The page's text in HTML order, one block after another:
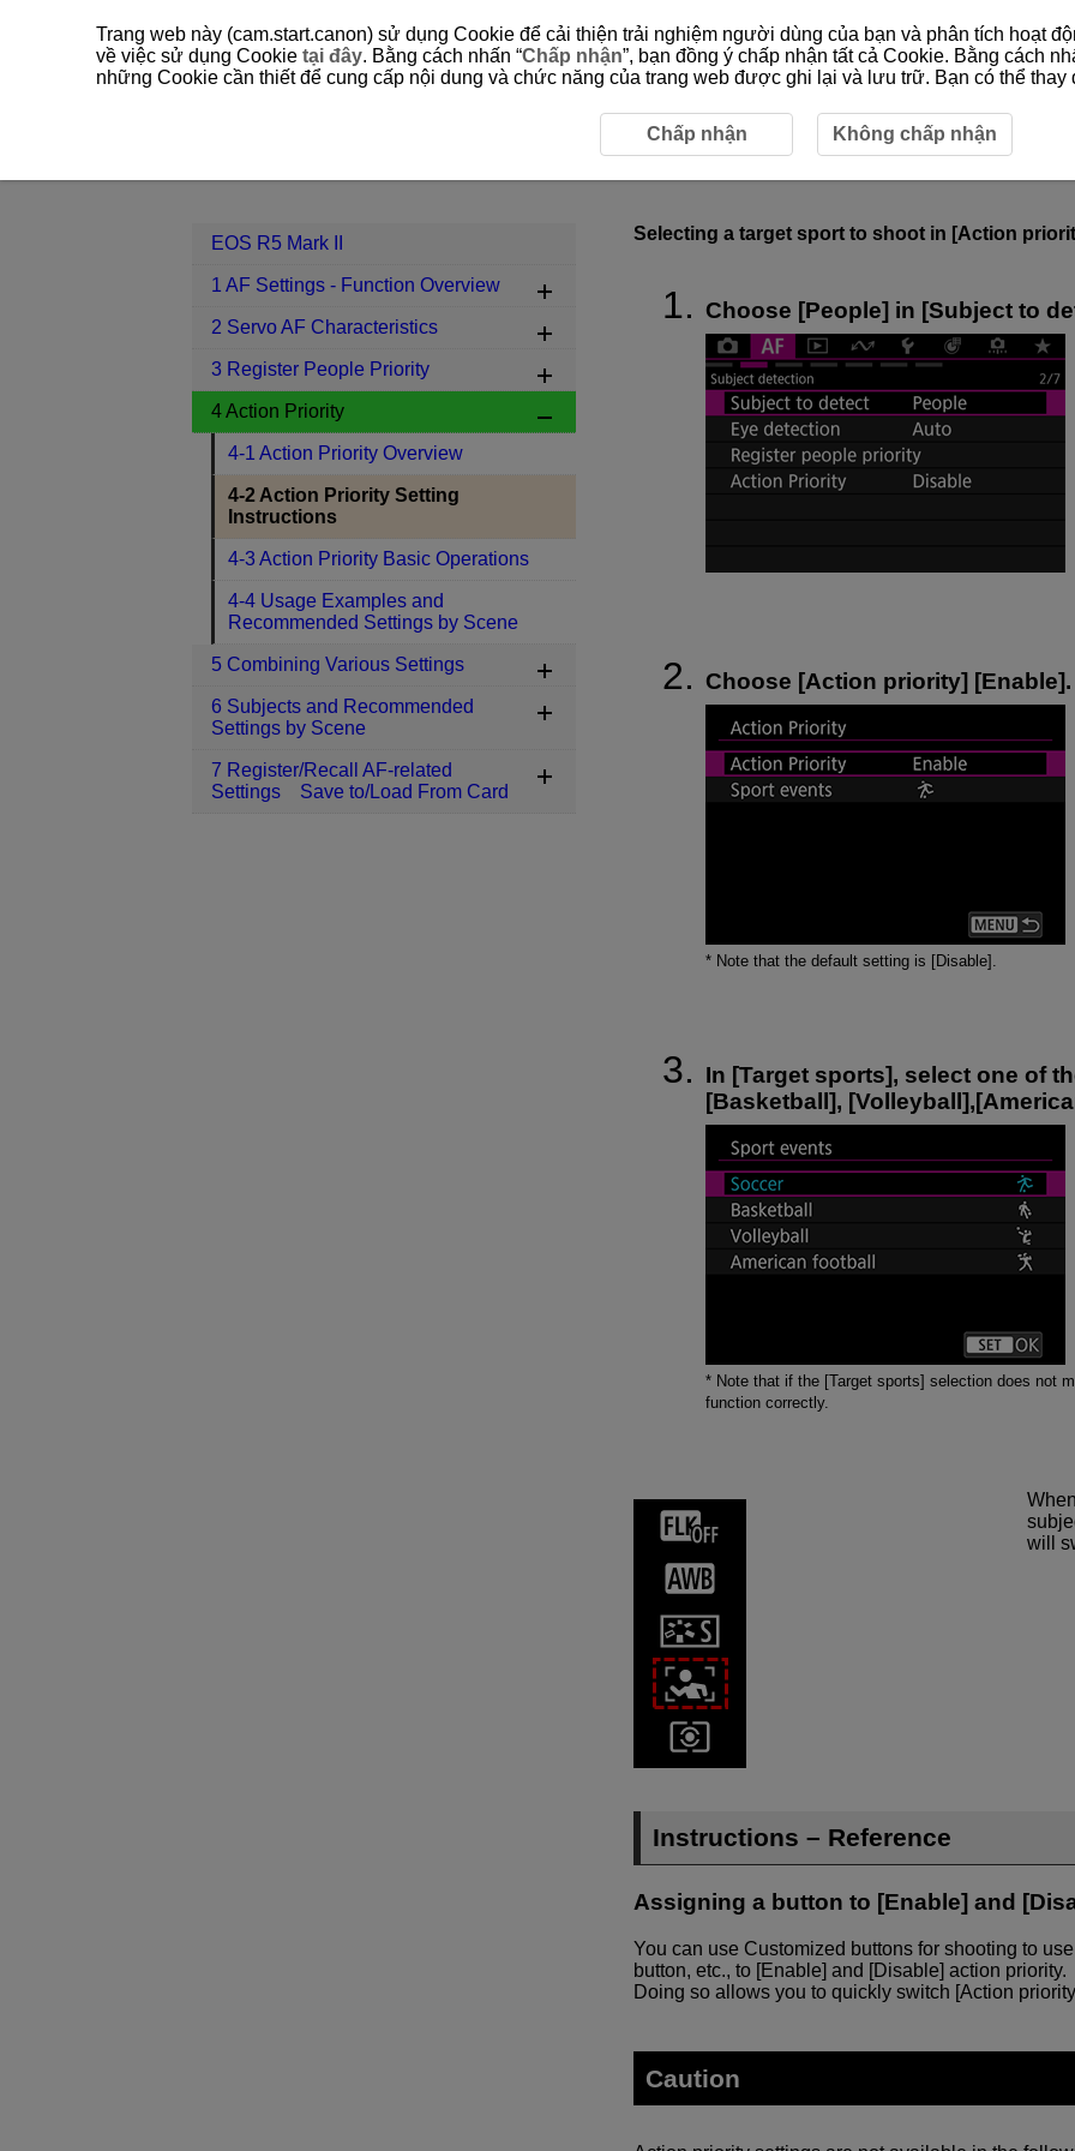
4-2 Action Priority Setting Instructions
4-2 Action Priority Setting
Selecting a target sport to shoot in [Action
Choose [People] in [Subject to
Choose [Action priority] [Enable].
* Note that the default setting is [Disable].
In [Target sports], select one of
[Basketball],
* Note that if the [Target sports] selection does not
function correctly.
will
Instructions – Reference
Assigning a button to [Enable] and
You can use Customized buttons for shooting to
button, etc., to [Enable] and [Disable] action priority.
Doing so allows you to quickly switch [Action
Caution
EOS R5 Mark II
1 AF Settings - Function Overview
2 Servo AF Characteristics
3 Register People Priority
4 Action Priority
4-1 Action Priority Overview
4-2 Action Priority Setting
Instructions
4-3 Action Priority Basic Operations
4-4 Usage Examples and
Recommended Settings by Scene
5 Combining Various Settings
6 Subjects and Recommended
Settings by Scene
7 Register/Recall AF-related
Settings Save to/Load From Card
Trang web này (cam.start.canon) sử dụng Cookie để cải thiện trải nghiệm người dùng của bạn và phân tích hoạt
về việc sử dụng Cookie tại đây. Bằng cách nhấn “Chấp nhận”, bạn đồng ý chấp nhận tất cả Cookie. Bằng cách
những Cookie cần thiết để cung cấp nội dung và chức năng của trang web được ghi lại và lưu trữ. Bạn có thể thay
Chấp nhận Không chấp nhận